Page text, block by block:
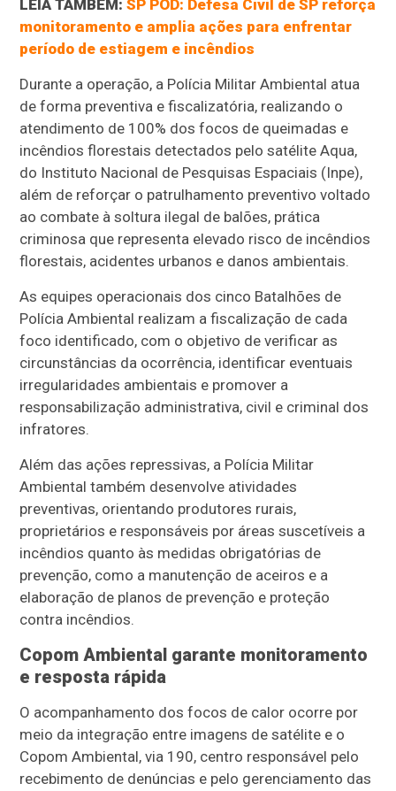
LEIA TAMBÉM:SP POD: Defesa Civil de SP reforça
monitoramento e amplia ações para enfrentar
período de estiagem e incêndios
Durante a operação, a Polícia Militar Ambiental atua
de forma preventiva e fiscalizatória, realizando o
atendimento de 100% dos focos de queimadas e
incêndios florestais detectados pelo satélite Aqua,
do Instituto Nacional de Pesquisas Espaciais (Inpe),
além de reforçar o patrulhamento preventivo voltado
ao combate à soltura ilegal de balões, prática
criminosa que representa elevado risco de incêndios
florestais, acidentes urbanos e danos ambientais.
As equipes operacionais dos cinco Batalhões de
Polícia Ambiental realizam a fiscalização de cada
foco identificado, com o objetivo de verificar as
circunstâncias da ocorrência, identificar eventuais
irregularidades ambientais e promover a
responsabilização administrativa, civil e criminal dos
infratores.
Além das ações repressivas, a Polícia Militar
Ambiental também desenvolve atividades
preventivas, orientando produtores rurais,
proprietários e responsáveis por áreas suscetíveis a
incêndios quanto às medidas obrigatórias de
prevenção, como a manutenção de aceiros e a
elaboração de planos de prevenção e proteção
contra incêndios.
Copom Ambiental garante monitoramento
e resposta rápida
O acompanhamento dos focos de calor ocorre por
meio da integração entre imagens de satélite e o
Copom Ambiental, via 190, centro responsável pelo
recebimento de denúncias e pelo gerenciamento das